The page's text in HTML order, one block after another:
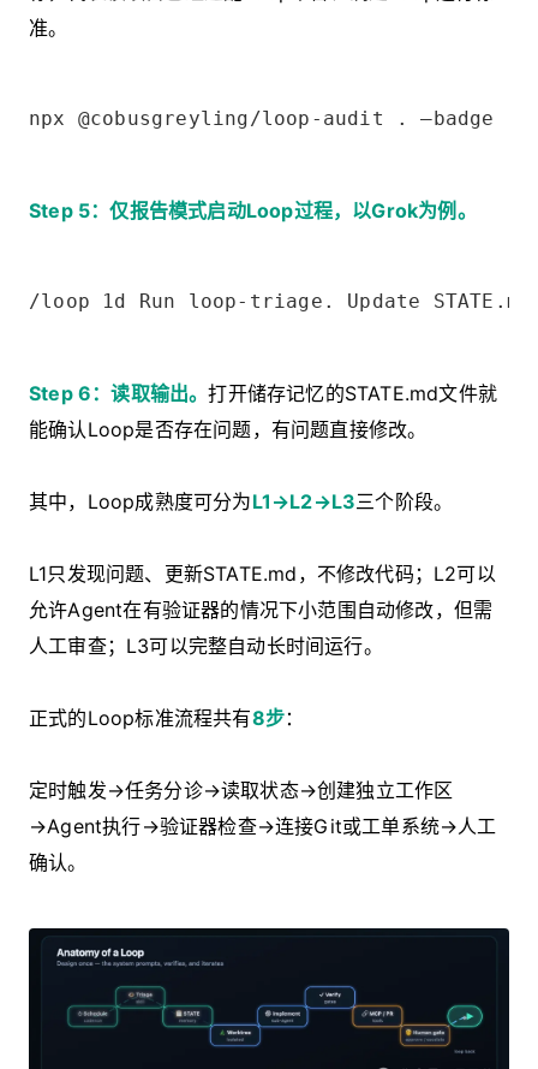
准。
npx @cobusgreyling/loop-audit . —badge
Step 5：仅报告模式启动Loop过程，以Grok为例。
/loop 1d Run loop-triage. Update
Step 6：读取输出。打开储存记忆的STATE.md文件就
能确认Loop是否存在问题，有问题直接修改。
其中，Loop成熟度可分为L1→L2→L3三个阶段。
L1只发现问题、更新STATE.md，不修改代码；L2可以
允许Agent在有验证器的情况下小范围自动修改，但需
人工审查；L3可以完整自动长时间运行。
正式的Loop标准流程共有8步：
定时触发→任务分诊→读取状态→创建独立工作区
→Agent执行→验证器检查→连接Git或工单系统→人工
确认。